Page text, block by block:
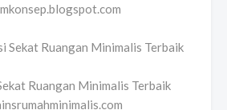
Ruangan Minimalis Terbaik